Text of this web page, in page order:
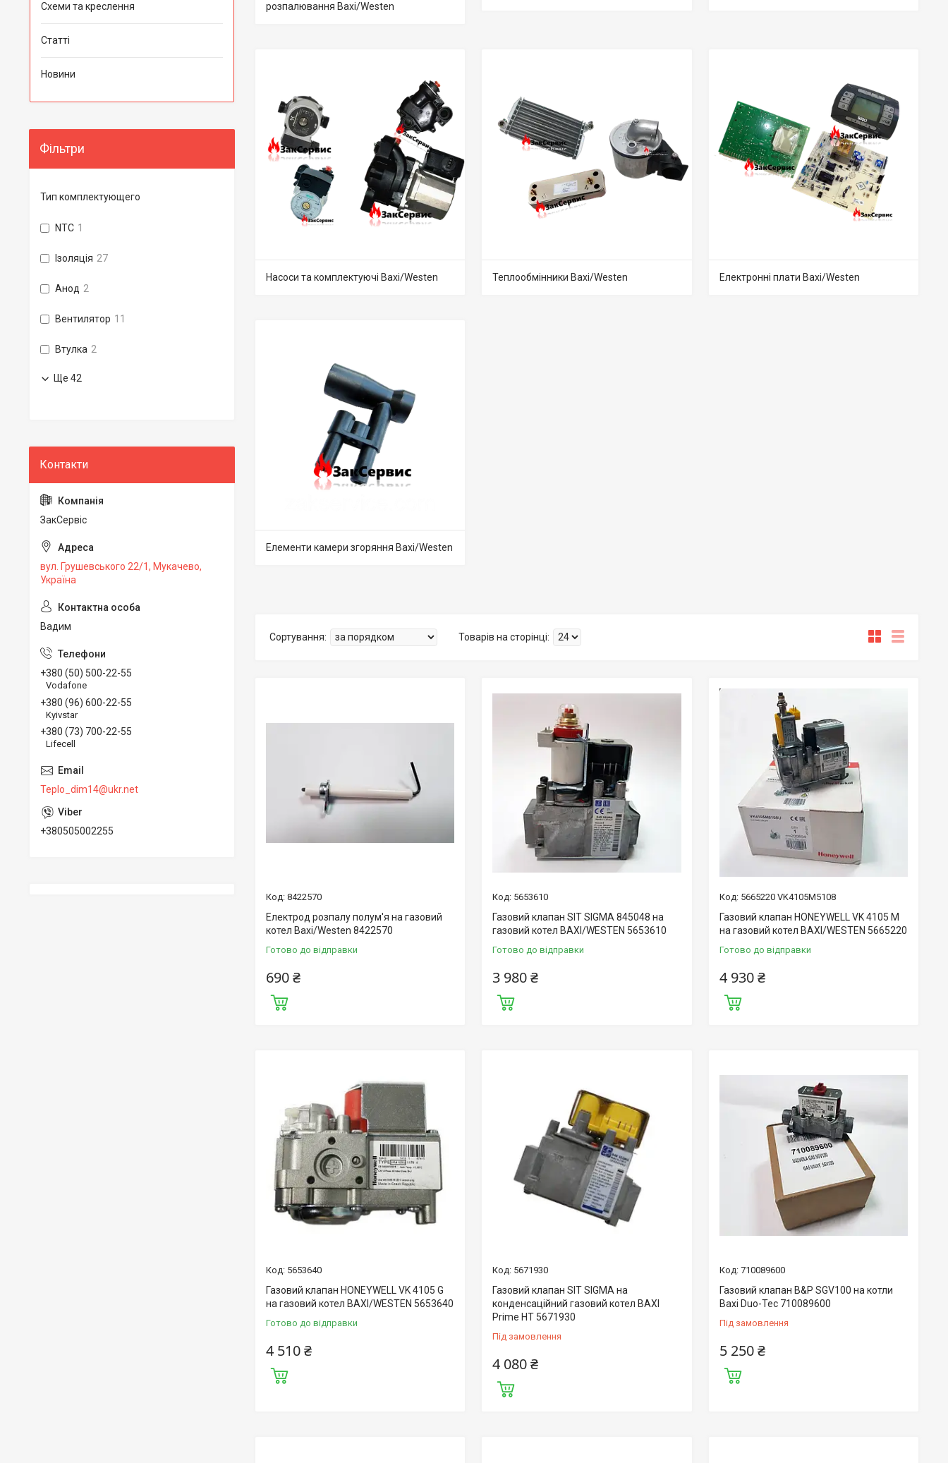
розпалювання Baxi/Westen
Насоси та комплектуючі Baxi/Westen Теплообмінники Baxi/Westen Електронні плати Baxi/Westen
Елементи камери згоряння Baxi/Westen
8422570
Електрод розпалу полум'я на газовий
котел Baxi/Westen 8422570
Готово до відправки
690 ₴
5653610
Газовий клапан SIT SIGMA 845048 на
газовий котел BAXI/WESTEN 5653610
Готово до відправки
3 980 ₴
5665220 VK4105M5108
Газовий клапан HONEYWELL VK 4105 M
на газовий котел BAXI/WESTEN 5665220
Готово до відправки
4 930 ₴
5653640
Газовий клапан HONEYWELL VK 4105 G
на газовий котел BAXI/WESTEN 5653640
Готово до відправки
4 510 ₴
5671930
Газовий клапан SIT SIGMA на
конденсаційний газовий котел BAXI
Prime HT 5671930
Під замовлення
4 080 ₴
710089600
Газовий клапан B&P SGV100 на котли
Baxi Duo-Tec 710089600
Під замовлення
5 250 ₴
Схеми та креслення
Статті
Новини
Фільтри
Тип комплектующего
NTC 1
Ізоляція 27
Анод 2
Вентилятор 11
Втулка 2
Ще 42
ЗакСервіс
вул. Грушевського 22/1, Мукачево,
Україна
Вадим
+380 (50) 500-22-55
Vodafone
+380 (96) 600-22-55
Kyivstar
+380 (73) 700-22-55
Lifecell
Teplo_dim14@ukr.net
+380505002255